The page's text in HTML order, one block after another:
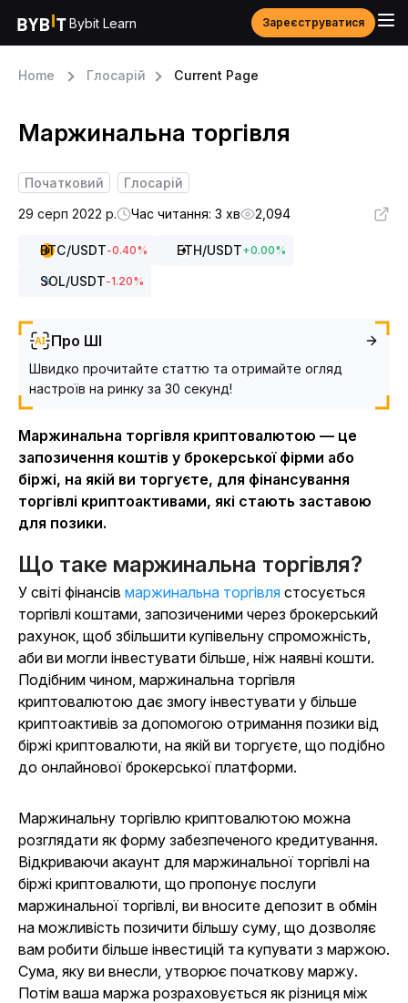
Bybit Learn Зареєструватися
Home Глосарій Current Page
Маржинальна торгівля
Початковий
Глосарій
29 серп 2022 р.
Час читання: 3 хв 2,094
BTC/USDT-0.40% ETH/USDT+0.00%
SOL/USDT-1.20%
Про ШІ
Швидко прочитайте статтю та отримайте огляд
настроїв на ринку за 30 секунд!
Маржинальна торгівля криптовалютою — це
запозичення коштів у брокерської фірми або
біржі, на якій ви торгуєте, для фінансування
торгівлі криптоактивами, які стають заставою
для позики.
Що таке маржинальна торгівля?
У світі фінансів маржинальна торгівля стосується
торгівлі коштами, запозиченими через брокерський
рахунок, щоб збільшити купівельну спроможність,
аби ви могли інвестувати більше, ніж наявні кошти.
Подібним чином, маржинальна торгівля
криптовалютою дає змогу інвестувати у більше
криптоактивів за допомогою отримання позики від
біржі криптовалюти, на якій ви торгуєте, що подібно
до онлайнової брокерської платформи.
Маржинальну торгівлю криптовалютою можна
розглядати як форму забезпеченого кредитування.
Відкриваючи акаунт для маржинальної торгівлі на
біржі криптовалюти, що пропонує послуги
маржинальної торгівлі, ви вносите депозит в обмін
на можливість позичити більшу суму, що дозволяє
вам робити більше інвестицій та купувати з маржою.
Сума, яку ви внесли, утворює початкову маржу.
Потім ваша маржа розраховується як різниця між